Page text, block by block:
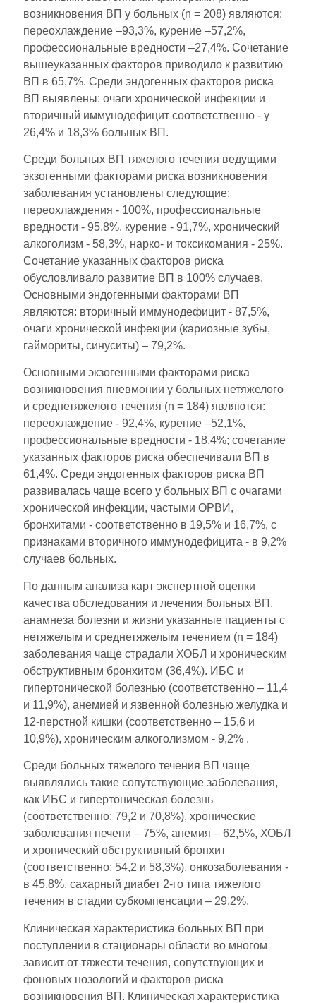
возникновения ВП у больных (n = 208) являются:
переохлаждение –93,3%, курение –57,2%,
профессиональные вредности –27,4%. Сочетание
вышеуказанных факторов приводило к развитию
ВП в 65,7%. Среди эндогенных факторов риска
ВП выявлены: очаги хронической инфекции и
вторичный иммунодефицит соответственно - у
26,4% и 18,3% больных ВП.
Среди больных ВП тяжелого течения ведущими
экзогенными факторами риска возникновения
заболевания установлены следующие:
переохлаждения - 100%, профессиональные
вредности - 95,8%, курение - 91,7%, хронический
алкоголизм - 58,3%, нарко- и токсикомания - 25%.
Сочетание указанных факторов риска
обусловливало развитие ВП в 100% случаев.
Основными эндогенными факторами ВП
являются: вторичный иммунодефицит - 87,5%,
очаги хронической инфекции (кариозные зубы,
гаймориты, синуситы) – 79,2%.
Основными экзогенными факторами риска
возникновения пневмонии у больных нетяжелого
и среднетяжелого течения (n = 184) являются:
переохлаждение - 92,4%, курение –52,1%,
профессиональные вредности - 18,4%; сочетание
указанных факторов риска обеспечивали ВП в
61,4%. Среди эндогенных факторов риска ВП
развивалась чаще всего у больных ВП с очагами
хронической инфекции, частыми ОРВИ,
бронхитами - соответственно в 19,5% и 16,7%, с
признаками вторичного иммунодефицита - в 9,2%
случаев больных.
По данным анализа карт экспертной оценки
качества обследования и лечения больных ВП,
анамнеза болезни и жизни указанные пациенты с
нетяжелым и среднетяжелым течением (n = 184)
заболевания чаще страдали ХОБЛ и хроническим
обструктивным бронхитом (36,4%). ИБС и
гипертонической болезнью (соответственно – 11,4
и 11,9%), анемией и язвенной болезнью желудка и
12-перстной кишки (соответственно – 15,6 и
10,9%), хроническим алкоголизмом - 9,2% .
Среди больных тяжелого течения ВП чаще
выявлялись такие сопутствующие заболевания,
как ИБС и гипертоническая болезнь
(соответственно: 79,2 и 70,8%), хронические
заболевания печени – 75%, анемия – 62,5%, ХОБЛ
и хронический обструктивный бронхит
(соответственно: 54,2 и 58,3%), онкозаболевания -
в 45,8%, сахарный диабет 2-го типа тяжелого
течения в стадии субкомпенсации – 29,2%.
Клиническая характеристика больных ВП при
поступлении в стационары области во многом
зависит от тяжести течения, сопутствующих и
фоновых нозологий и факторов риска
возникновения ВП. Клиническая характеристика